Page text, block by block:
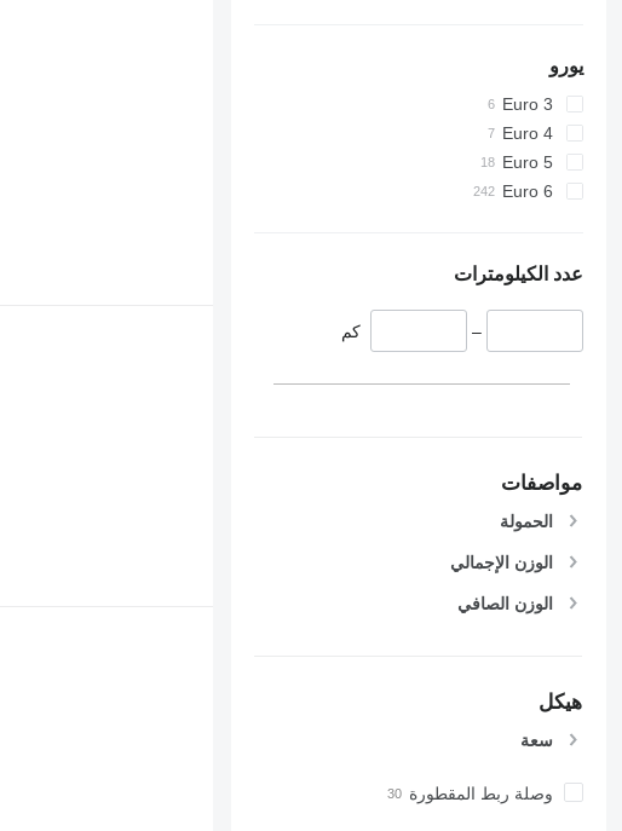
يورو
Euro 3
Euro 4
Euro 5
Euro 6
عدد الكيلومترات
– كم
مواصفات
الحمولة
الوزن الإجمالي
الوزن الصافي
هيكل
سعة
وصلة ربط المقطورة